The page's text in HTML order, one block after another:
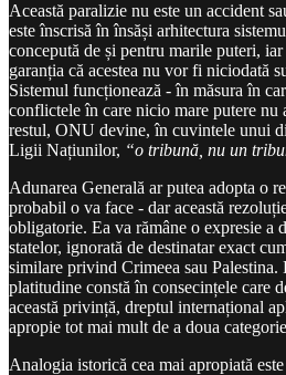
Această paralizie nu este un accident
este înscrisă în însăși arhitectura
concepută de și pentru marile puteri,
garanția că acestea nu vor fi niciodată
Sistemul funcționează - în măsura în
conflictele în care nicio mare putere nu
restul, ONU devine, în cuvintele unui
Ligii Națiunilor, “o tribună, nu un
Adunarea Generală ar putea adopta o
probabil o va face - dar această
obligatorie. Ea va rămâne o expresie a
statelor, ignorată de destinatar exact
similare privind Crimeea sau
platitudine constă în consecințele care
această privință, dreptul internațional
apropie tot mai mult de a doua
Analogia istorică cea mai apropiată